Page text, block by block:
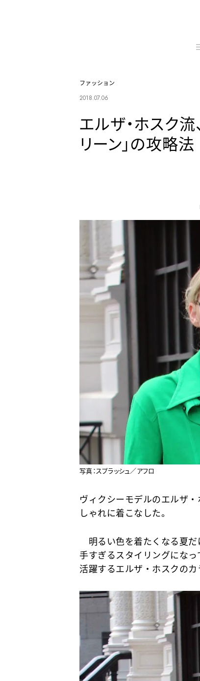
ファッション
2018.07.06
エルザ・ホスク流
リーン」の攻略法
写真：スプラッシュ／アフロ
ヴィクシーモデルのエルザ
しゃれに着こなした。
明るい色を着たくなる夏
手すぎるスタイリングにな
活躍するエルザ・ホスクのカ